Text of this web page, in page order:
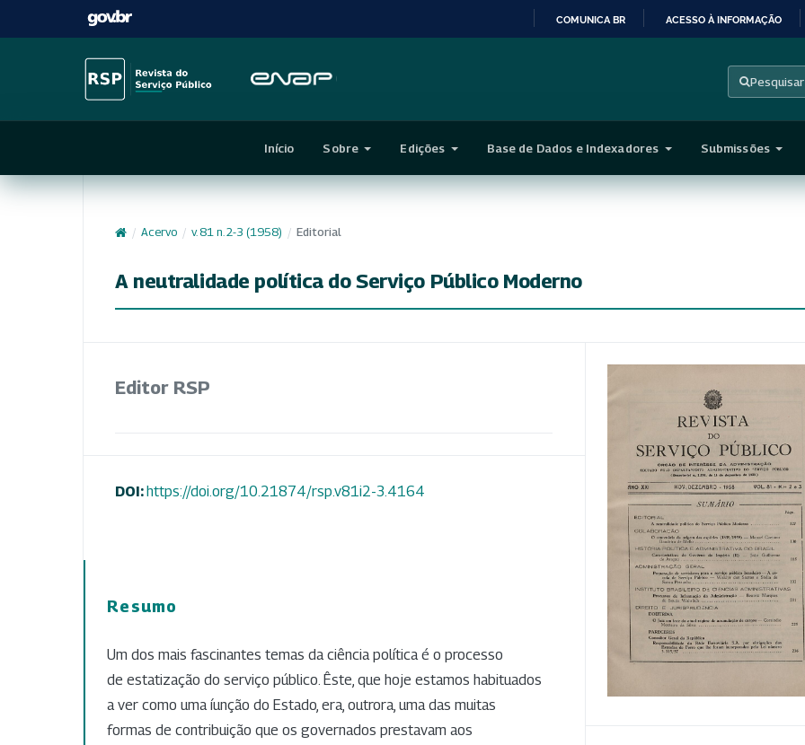
CONTEÚDO
COMUNICA BR ACESSO À INFORMAÇÃO
Pesquisar
Início Sobre Edições Base de Dados e Indexadores Submissões
/ Acervo / v. 81 n. 2-3 (1958) / Editorial
A neutralidade política do Serviço Público Moderno
Editor RSP
DOI:https://doi.org/10.21874/rsp.v81i2-3.4164
Resumo
Um dos mais fascinantes temas da ciência política é o processo
de estatização do serviço público. Êste, que hoje estamos habituados
a ver como uma íunção do Estado, era, outrora, uma das muitas
formas de contribuição que os governados prestavam aos